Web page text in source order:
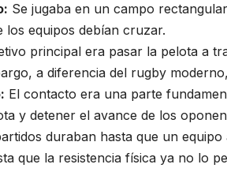
Se jugaba en un campo
los equipos debían cruzar.
principal era pasar la pelota a
a diferencia del rugby
El contacto era una parte
y detener el avance de los
duraban hasta que un
que la resistencia física ya no lo